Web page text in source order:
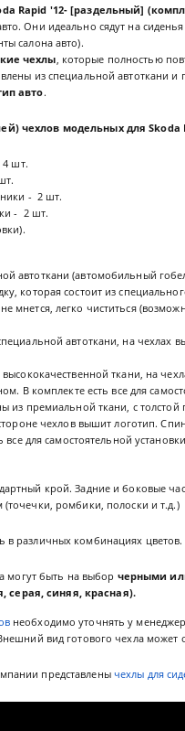
Rapid '12- [раздельный]
Они идеально сядут на
салона авто).
чехлы, которые полностью
из специальной автоткани
авто.
чехлов модельных для Skoda
4 шт.
- 2 шт.
- 2 шт.
автоткани (автомобильный
которая состоит из
мнется, легко чиститься
автоткани, на чехлах
ткани, на
В комплекте есть все для
из премиальной ткани, с
чехлов вышит логотип.
для самостоятельной
крой. Задние и боковые
ромбики, полоски и т.д.)
в различных комбинациях цветов.
могут быть на выбор черными
серая, синяя, красная).
необходимо уточнять у
вид готового чехла может
представленычехлы для